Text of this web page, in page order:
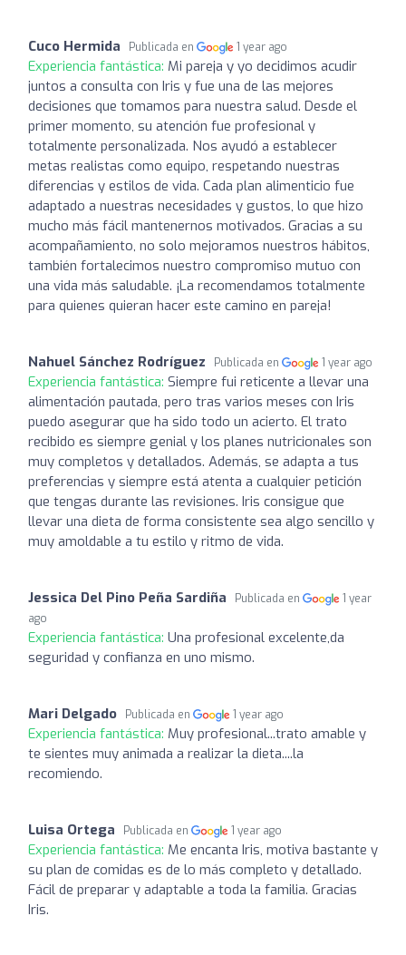
Cuco Hermida Publicada en 1 year ago
Experiencia fantástica: Mi pareja y yo decidimos acudir
juntos a consulta con Iris y fue una de las mejores
decisiones que tomamos para nuestra salud. Desde el
primer momento, su atención fue profesional y
totalmente personalizada. Nos ayudó a establecer
metas realistas como equipo, respetando nuestras
diferencias y estilos de vida. Cada plan alimenticio fue
adaptado a nuestras necesidades y gustos, lo que hizo
mucho más fácil mantenernos motivados. Gracias a su
acompañamiento, no solo mejoramos nuestros hábitos,
también fortalecimos nuestro compromiso mutuo con
una vida más saludable. ¡La recomendamos totalmente
para quienes quieran hacer este camino en pareja!
Nahuel Sánchez Rodríguez Publicada en 1 year ago
Experiencia fantástica: Siempre fui reticente a llevar una
alimentación pautada, pero tras varios meses con Iris
puedo asegurar que ha sido todo un acierto. El trato
recibido es siempre genial y los planes nutricionales son
muy completos y detallados. Además, se adapta a tus
preferencias y siempre está atenta a cualquier petición
que tengas durante las revisiones. Iris consigue que
llevar una dieta de forma consistente sea algo sencillo y
muy amoldable a tu estilo y ritmo de vida.
Jessica Del Pino Peña Sardiña Publicada en
1 year
ago
Experiencia fantástica: Una profesional excelente,da
seguridad y confianza en uno mismo.
Mari Delgado Publicada en 1 year ago
Experiencia fantástica: Muy profesional...trato amable y
te sientes muy animada a realizar la dieta....la
recomiendo.
Luisa Ortega Publicada en 1 year ago
Experiencia fantástica: Me encanta Iris, motiva bastante y
su plan de comidas es de lo más completo y detallado.
Fácil de preparar y adaptable a toda la familia. Gracias
Iris.